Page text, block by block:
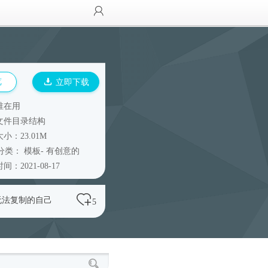
立即下载
在用
件目录结构
小：23.01M
类： 模板- 有创意的
间：2021-08-17
法复制的自己 5